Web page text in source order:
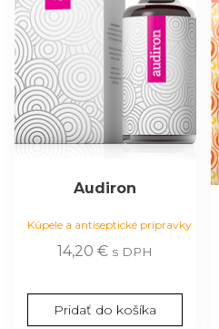
Audiron
Kúpele a antiseptické prípravky
14,20 € s DPH
Pridať do košíka